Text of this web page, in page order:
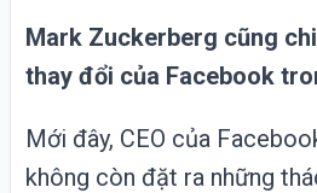
Mark Zuckerberg cũng
thay đổi của Facebook
Mới đây, CEO của
không còn đặt ra những